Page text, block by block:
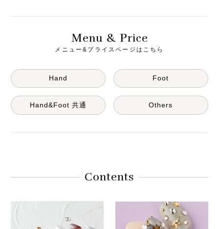
Menu & Price
メニュー&プライスページはこちら
Hand Foot
Hand&Foot 共通 Others
Contents